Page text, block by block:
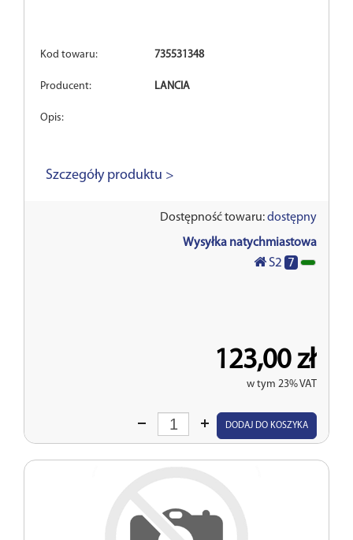
Kod towaru: 735531348
Producent: LANCIA
Opis:
Szczegóły produktu >
Dostępność towaru:dostępny
Wysyłka natychmiastowa
S2 7
123,00 zł
w tym 23% VAT
Wprowadź
DODAJ DO KOSZYKA